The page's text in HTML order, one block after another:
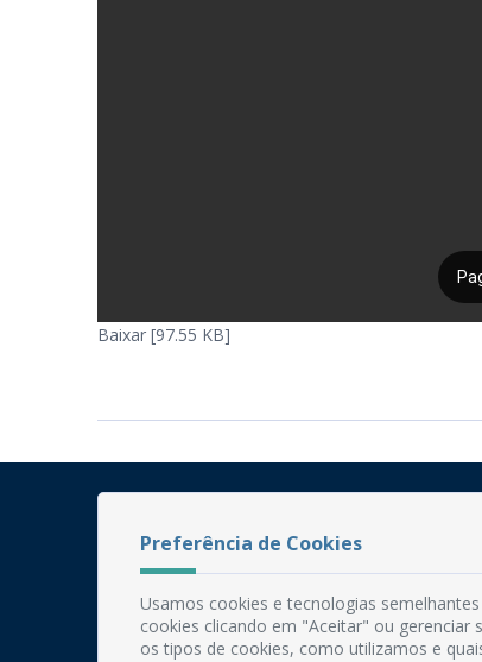
Baixar [97.55 KB]
Preferência de Cookies
Usamos cookies e tecnologias
cookies clicando em "Aceitar" ou gerenciar
os tipos de cookies, como utilizamos e